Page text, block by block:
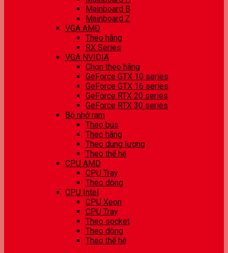
Mainboard B
Mainboard Z
VGA AMD
Theo hãng
RX Series
VGA NVIDIA
Chọn theo hãng
GeForce GTX 10 series
GeForce GTX 16 series
GeForce RTX 20 series
GeForce RTX 30 series
Bộ nhớ ram
Theo bus
Theo hãng
Theo dung lượng
Theo thế hệ
CPU AMD
CPU Tray
Theo dòng
CPU Intel
CPU Xeon
CPU Tray
Theo socket
Theo dòng
Theo thế hệ